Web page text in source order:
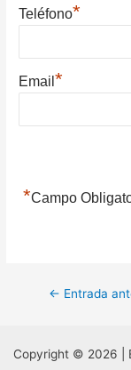
Teléfono*
Email*
*Campo
← Entrada
Copyright © 2026 |